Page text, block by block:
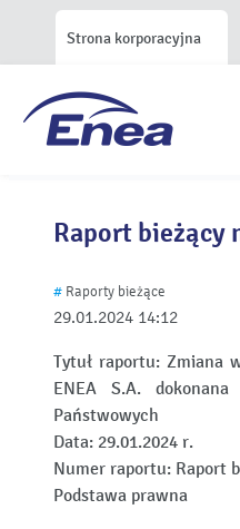
Strona korporacyjna
Raport bieżący
29.01.2024 14:12
# Raporty bieżące
Tytuł raportu: Zmiana
ENEA S.A.
Państwowych
Data: 29.01.2024 r.
Numer raportu: Raport
Podstawa prawna